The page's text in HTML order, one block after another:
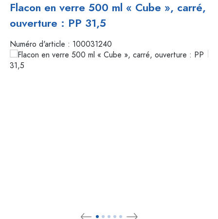
Flacon en verre 500 ml « Cube », carré,
ouverture : PP 31,5
Numéro d'article : 100031240